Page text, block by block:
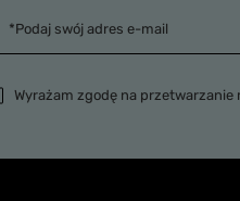
*Podaj swój adres e-mail
Wyrażam zgodę na przetwarzanie moich danych